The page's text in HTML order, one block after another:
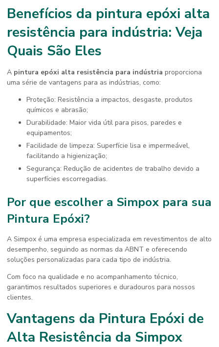
Benefícios da pintura epóxi alta
resistência para indústria: Veja
Quais São Eles
A pintura epóxi alta resistência para indústria proporciona
uma série de vantagens para as indústrias, como:
Proteção: Resistência a impactos, desgaste, produtos
químicos e abrasão;
Durabilidade: Maior vida útil para pisos, paredes e
equipamentos;
Facilidade de limpeza: Superfície lisa e impermeável,
facilitando a higienização;
Segurança: Redução de acidentes de trabalho devido a
superfícies escorregadias.
Por que escolher a Simpox para sua
Pintura Epóxi?
A Simpox é uma empresa especializada em revestimentos de alto
desempenho, seguindo as normas da ABNT e oferecendo
soluções personalizadas para cada tipo de indústria.
Com foco na qualidade e no acompanhamento técnico,
garantimos resultados superiores e duradouros para nossos
clientes.
Vantagens da Pintura Epóxi de
Alta Resistência da Simpox